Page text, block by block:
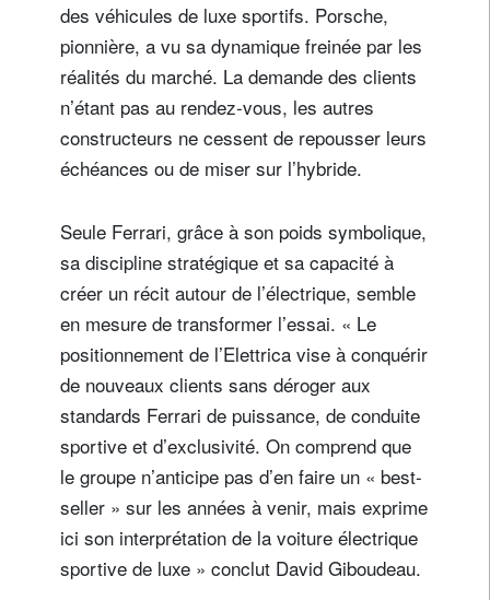
des véhicules de luxe sportifs. Porsche,
pionnière, a vu sa dynamique freinée par les
réalités du marché. La demande des clients
n’étant pas au rendez-vous, les autres
constructeurs ne cessent de repousser leurs
échéances ou de miser sur l’hybride.
Seule Ferrari, grâce à son poids symbolique,
sa discipline stratégique et sa capacité à
créer un récit autour de l’électrique, semble
en mesure de transformer l’essai. « Le
positionnement de l’Elettrica vise à conquérir
de nouveaux clients sans déroger aux
standards Ferrari de puissance, de conduite
sportive et d’exclusivité. On comprend que
le groupe n’anticipe pas d’en faire un « best-
seller » sur les années à venir, mais exprime
ici son interprétation de la voiture électrique
sportive de luxe » conclut David Giboudeau.